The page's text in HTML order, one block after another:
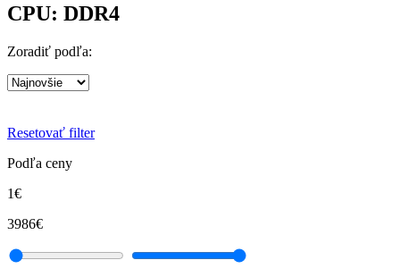
CPU: DDR4
Zoradiť podľa:
Resetovať filter
Podľa ceny
1€
3986€